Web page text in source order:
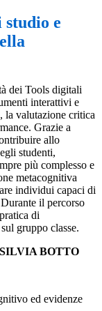
studio e
dei Tools digitali
interattivi e
la valutazione critica
Grazie a
allo
studenti,
più complesso e
metacognitiva
individui capaci di
il percorso
di
gruppo classe.
BOTTO
ed evidenze